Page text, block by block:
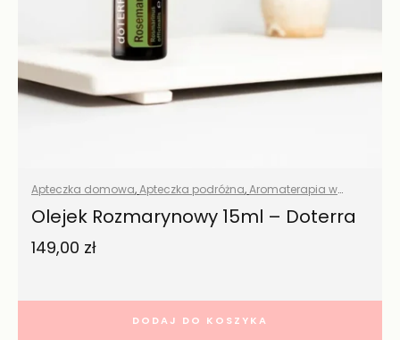
Apteczka domowa,Apteczka podróżna,Aromaterapia w
domu ,Eko porządki, Naturalna pielęgnacja
Olejki eteryczne
naturalne
Pielęgnacja włosów Pranie
Wszystkie produkty
Olejek Rozmarynowy 15ml – Doterra
149,00 zł
DODAJ DO KOSZYKA